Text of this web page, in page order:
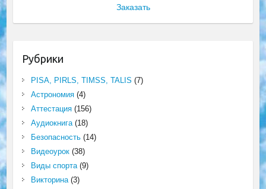
Заказать
Рубрики
PISA, PIRLS, TIMSS, TALIS (7)
Астрономия(4)
Аттестация(156)
Аудиокнига(18)
Безопасность(14)
Видеоурок(38)
Виды спорта(9)
Викторина(3)